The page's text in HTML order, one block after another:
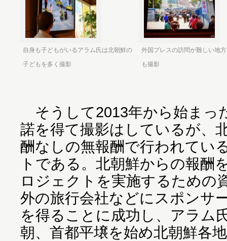
自身も子どもがいるアラム氏は北朝鮮の
子どもを多く撮影
外国プレスの訪問が難しい地
も撮影
そうして2013年から始まっ
諾を得て撮影はしているが、
酬なしの無報酬で行われてい
トである。北朝鮮からの報酬
ロジェクトを実施するための
外の旅行会社などにスポンサ
を得ることに成功し、アラム
朝、首都平壌を始め北朝鮮各